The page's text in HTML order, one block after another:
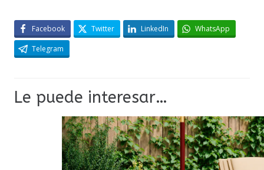
Facebook Twitter LinkedIn
WhatsApp
Telegram
Le puede interesar…